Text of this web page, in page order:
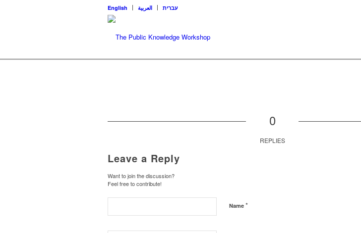
English العربية עברית
0
REPLIES
Leave a Reply
Want to join the discussion?
Feel free to contribute!
Name *